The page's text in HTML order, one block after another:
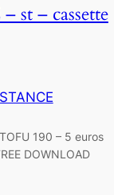
st – cassette
190 – 5 euros
DOWNLOAD